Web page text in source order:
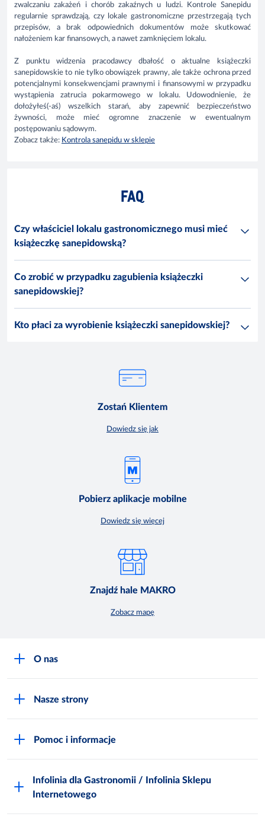
zwalczaniu zakażeń i chorób zakaźnych u ludzi. Kontrole Sanepidu
regularnie sprawdzają, czy lokale gastronomiczne przestrzegają tych
przepisów, a brak odpowiednich dokumentów może skutkować
nałożeniem kar finansowych, a nawet zamknięciem lokalu.
Z punktu widzenia pracodawcy dbałość o aktualne książeczki
sanepidowskie to nie tylko obowiązek prawny, ale także ochrona przed
potencjalnymi konsekwencjami prawnymi i finansowymi w przypadku
wystąpienia zatrucia pokarmowego w lokalu. Udowodnienie, że
dołożyłeś(-aś) wszelkich starań, aby zapewnić bezpieczeństwo
żywności, może mieć ogromne znaczenie w ewentualnym
postępowaniu sądowym.
Zobacz także: Kontrola sanepidu w sklepie
FAQ
Czy właściciel lokalu gastronomicznego musi mieć
książeczkę sanepidowską?
Co zrobić w przypadku zagubienia książeczki
sanepidowskiej?
Kto płaci za wyrobienie książeczki sanepidowskiej?
Zostań Klientem
Dowiedz się jak
Pobierz aplikacje mobilne
Dowiedz się więcej
Znajdź hale MAKRO
Zobacz mapę
O nas
Zgłoś naruszenie
Inspektor Ochrony Danych
Metro AG
Nasze strony
Polskie Skarby Kulinarne
Zgody marketingowe
Pomoc i informacje
FAQ
Jak kupować w MAKRO Online
Infolinia dla Gastronomii / Infolinia Sklepu
Internetowego